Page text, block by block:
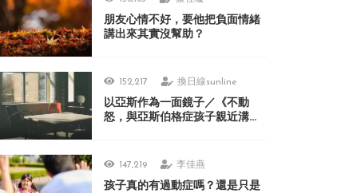
朋友心情不好，要他把負面情緒
講出來其實沒幫助？
152,217 換日線sunline
以亞斯作為一面鏡子／《不動
怒，與亞斯伯格症孩子親近溝
147,219 李佳燕
孩子真的有過動症嗎？還是只是